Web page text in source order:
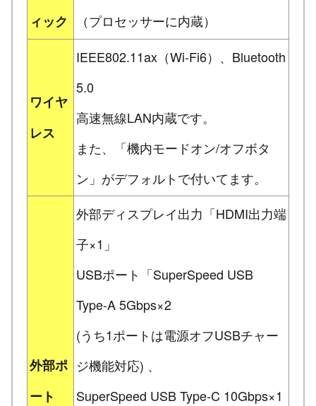
ィック
（プロセッサーに内蔵）
ワイヤ
レス
IEEE802.11ax（Wi-Fi6）、Bluetooth
5.0
高速無線LAN内蔵です。
また、「機内モードオン/オフボタ
ン」がデフォルトで付いてます。
外部ポ
ート
外部ディスプレイ出力「HDMI出力端
子×1」
USBポート「SuperSpeed USB
Type-A 5Gbps×2
(うち1ポートは電源オフUSBチャー
ジ機能対応) 、
SuperSpeed USB Type-C 10Gbps×1